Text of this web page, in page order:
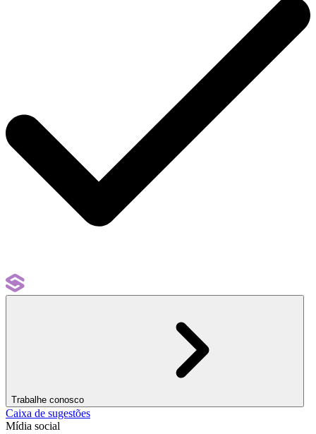
Trabalhe conosco
Caixa de sugestões
Mídia social